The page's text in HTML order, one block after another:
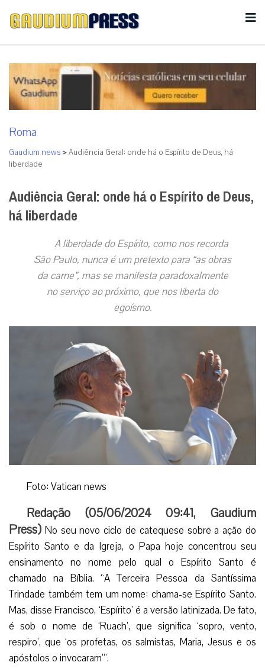
Roma
Gaudium news >Audiência Geral: onde há o Espírito de Deus, há
liberdade
Audiência Geral: onde há o Espírito de Deus,
há liberdade
A liberdade do Espírito, como nos recorda
São Paulo, nunca é um pretexto para “as obras
da carne”, mas se manifesta paradoxalmente
no serviço ao próximo, que nos liberta do
egoísmo.
Foto: Vatican news
Redação (05/06/2024 09:41,Gaudium
Press) No seu novo ciclo de catequese sobre a ação do
Espírito Santo e da Igreja, o Papa hoje concentrou seu
ensinamento no nome pelo qual o Espírito Santo é
chamado na Bíblia. “A Terceira Pessoa da Santíssima
Trindade também tem um nome: chama-se Espírito Santo.
Mas, disse Francisco, ‘Espírito’ é a versão latinizada. De fato,
é sob o nome de ‘Ruach’, que significa ‘sopro, vento,
respiro’, que ‘os profetas, os salmistas, Maria, Jesus e os
apóstolos o invocaram’”.